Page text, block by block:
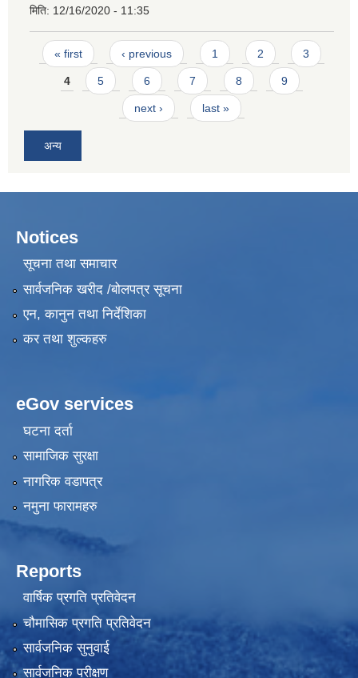
मिति: 12/16/2020 - 11:35
Pages
« first ‹ previous 1 2 3
4 5 6 7 8 9
next › last »
अन्य
Notices
सूचना तथा समाचार
सार्वजनिक खरीद /बोलपत्र सूचना
एन, कानुन तथा निर्देशिका
कर तथा शुल्कहरु
eGov services
घटना दर्ता
सामाजिक सुरक्षा
नागरिक वडापत्र
नमुना फारामहरु
Reports
वार्षिक प्रगति प्रतिवेदन
चौमासिक प्रगति प्रतिवेदन
सार्वजनिक सुनुवाई
सार्वजनिक परीक्षण